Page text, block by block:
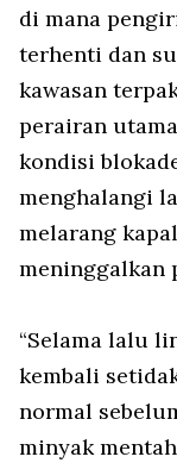
di mana
terhenti dan
kawasan
perairan
kondisi
menghalangi
melarang
meninggalkan
“Selama lalu
kembali
normal
minyak